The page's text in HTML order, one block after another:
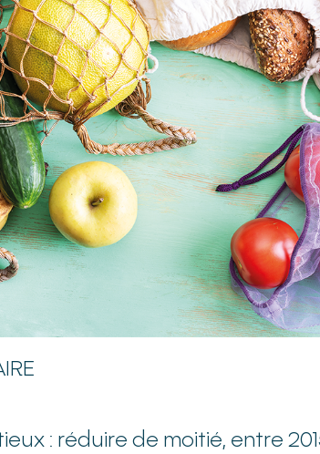
: réduire de moitié, entre